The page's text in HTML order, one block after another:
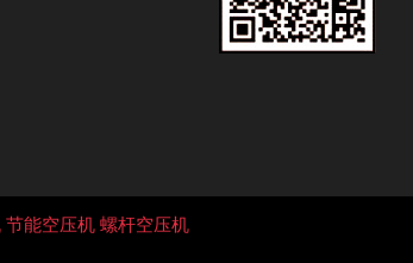
节能空压机 螺杆空压机